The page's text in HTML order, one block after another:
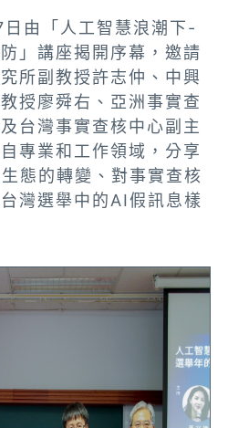
由「人工智慧浪潮下-
」講座揭開序幕，邀請
所副教授許志仲、中興
授廖舜右、亞洲事實查
台灣事實查核中心副主
專業和工作領域，分享
態的轉變、對事實查核
灣選舉中的AI假訊息樣